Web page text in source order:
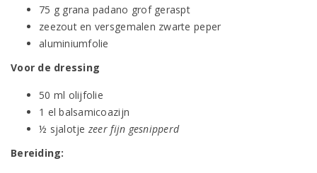
75 g grana padano grof geraspt
zeezout en versgemalen zwarte peper
aluminiumfolie
Voor de dressing
50 ml olijfolie
1 el balsamicoazijn
½ sjalotje zeer fijn gesnipperd
Bereiding: